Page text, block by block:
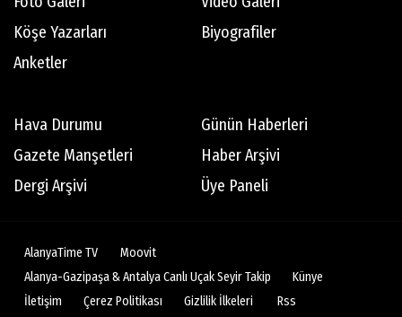
Köşe Yazarları
Biyografiler
Anketler
Hava Durumu
Günün Haberleri
Gazete Manşetleri
Haber Arşivi
Dergi Arşivi
Üye Paneli
AlanyaTime TV
Moovit
Alanya-Gazipaşa & Antalya Canlı Uçak Seyir Takip
Künye
İletişim
Çerez Politikası Gizlilik İlkeleri Rss